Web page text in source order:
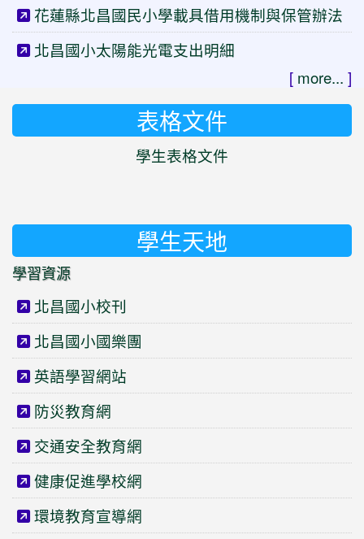
花蓮縣北昌國民小學載具借用機制與保管辦法
北昌國小太陽能光電支出明細
[ more... ]
表格文件
學生表格文件
學生天地
學習資源
北昌國小校刊
北昌國小國樂團
英語學習網站
防災教育網
交通安全教育網
健康促進學校網
環境教育宣導網